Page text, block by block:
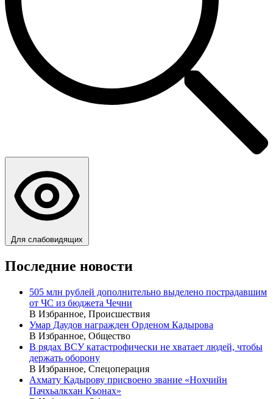
Для слабовидящих
Последние новости
505 млн рублей дополнительно выделено пострадавшим
от ЧС из бюджета Чечни
В Избранное, Происшествия
Умар Даудов награжден Орденом Кадырова
В Избранное, Общество
В рядах ВСУ катастрофически не хватает людей, чтобы
держать оборону
В Избранное, Спецоперация
Ахмату Кадырову присвоено звание «Нохчийн
Пачхьалкхан Къонах»